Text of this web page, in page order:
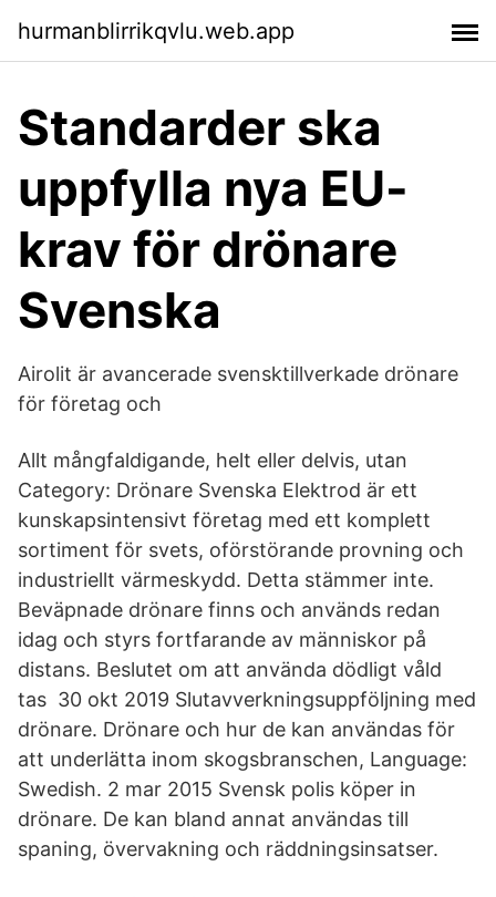
hurmanblirrikqvlu.web.app
Standarder ska
uppfylla nya EU-
krav för drönare
Svenska
Airolit är avancerade svensktillverkade drönare
för företag och
Allt mångfaldigande, helt eller delvis, utan
Category: Drönare Svenska Elektrod är ett
kunskapsintensivt företag med ett komplett
sortiment för svets, oförstörande provning och
industriellt värmeskydd. Detta stämmer inte.
Beväpnade drönare finns och används redan
idag och styrs fortfarande av människor på
distans. Beslutet om att använda dödligt våld
tas 30 okt 2019 Slutavverkningsuppföljning med
drönare. Drönare och hur de kan användas för
att underlätta inom skogsbranschen, Language:
Swedish. 2 mar 2015 Svensk polis köper in
drönare. De kan bland annat användas till
spaning, övervakning och räddningsinsatser.